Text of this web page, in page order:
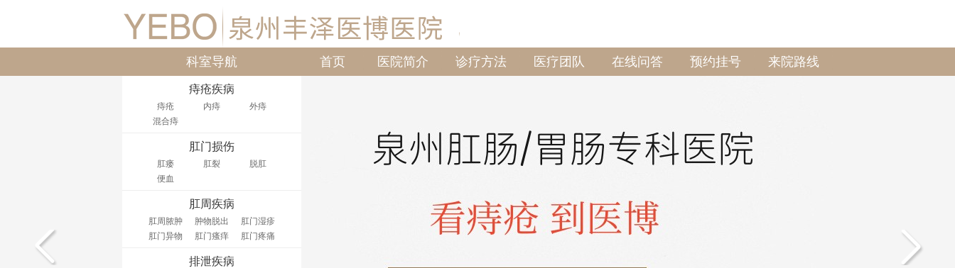
科室导航
痔疮疾病
痔疮 内痔
外痔
混合痔
肛门损伤
肛瘘 肛裂
脱肛
便血
肛周疾病
肛周脓肿 肿物脱出
肛门湿疹
肛门异物
肛门瘙痒 肛门疼痛
排泄疾病
首页 医院简介 诊疗方法 医疗团队 在线问答 预约挂号 来院路线